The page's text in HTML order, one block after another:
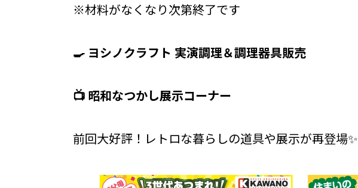
※材料がなくなり次第終了です
🍳 ヨシノクラフト 実演調理＆調理器具販売
📺 昭和なつかし展示コーナー
前回大好評！レトロな暮らしの道具や展示が再登場✨